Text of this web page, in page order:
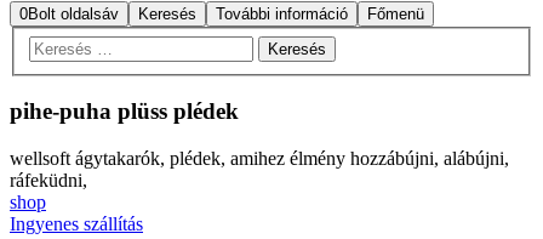
0Bolt oldalsáv Keresés További információ Főmenü
pihe-puha plüss plédek
wellsoft ágytakarók, plédek, amihez élmény hozzábújni, alábújni,
ráfeküdni,
shop
Ingyenes szállítás